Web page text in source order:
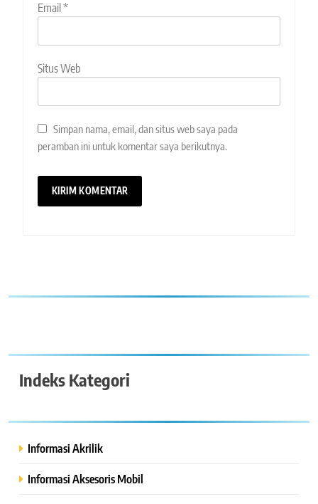
Email *
Situs Web
Simpan nama, email, dan situs web saya pada
peramban ini untuk komentar saya berikutnya.
Indeks Kategori
Informasi Akrilik
Informasi Aksesoris Mobil